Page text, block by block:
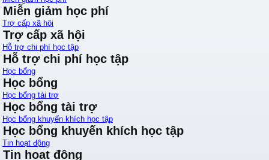
Miễn giảm học phí
Trợ cấp xã hội
Trợ cấp xã hội
Hỗ trợ chi phí học tập
Hỗ trợ chi phí học tập
Học bổng
Học bổng
Học bổng tài trợ
Học bổng tài trợ
Học bổng khuyến khích học tập
Học bổng khuyến khích học tập
Tin hoạt động
Tin hoạt động